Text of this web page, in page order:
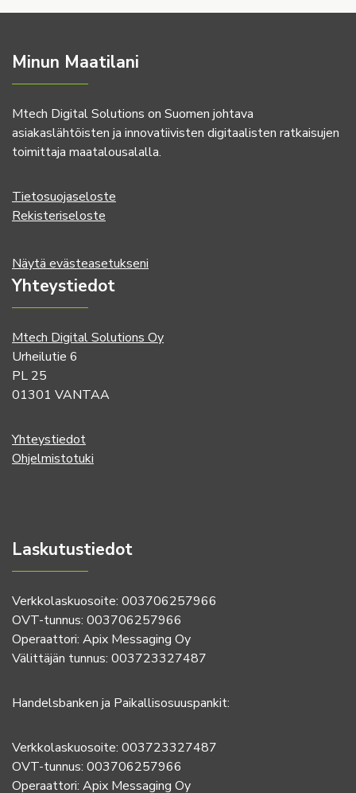
Minun Maatilani
Mtech Digital Solutions on Suomen johtava
asiakaslähtöisten ja innovatiivisten digitaalisten ratkaisujen
toimittaja maatalousalalla.
Tietosuojaseloste
Rekisteriseloste
Näytä evästeasetukseni
Yhteystiedot
Mtech Digital Solutions Oy
Urheilutie 6
PL 25
01301 VANTAA
Yhteystiedot
Ohjelmistotuki
Laskutustiedot
Verkkolaskuosoite: 003706257966
OVT-tunnus: 003706257966
Operaattori: Apix Messaging Oy
Välittäjän tunnus: 003723327487
Handelsbanken ja Paikallisosuuspankit:
Verkkolaskuosoite: 003723327487
OVT-tunnus: 003706257966
Operaattori: Apix Messaging Oy